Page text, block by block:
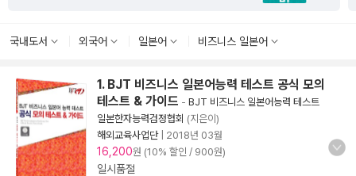
국내도서 외국어 일본어 비즈니스 일본어
1. BJT 비즈니스 일본어능력 테스트 공식 모의
테스트 & 가이드 - BJT 비즈니스 일본어능력 테스트
일본한자능력검정협회 (지은이)
해외교육사업단| 2018년 03월
16,200원 (10% 할인 / 900원)
일시품절